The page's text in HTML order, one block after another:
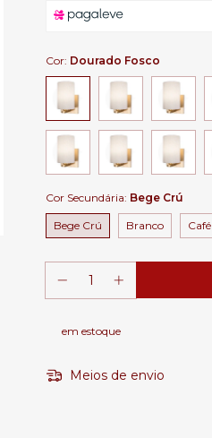
Cor: Dourado Fosco
Cor Secundária: Bege Crú
Bege Crú Branco Café
em estoque
Meios de envio